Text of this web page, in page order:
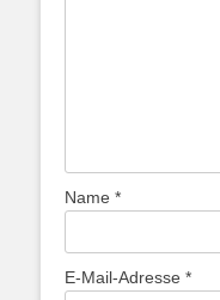
Name *
E-Mail-Adresse *